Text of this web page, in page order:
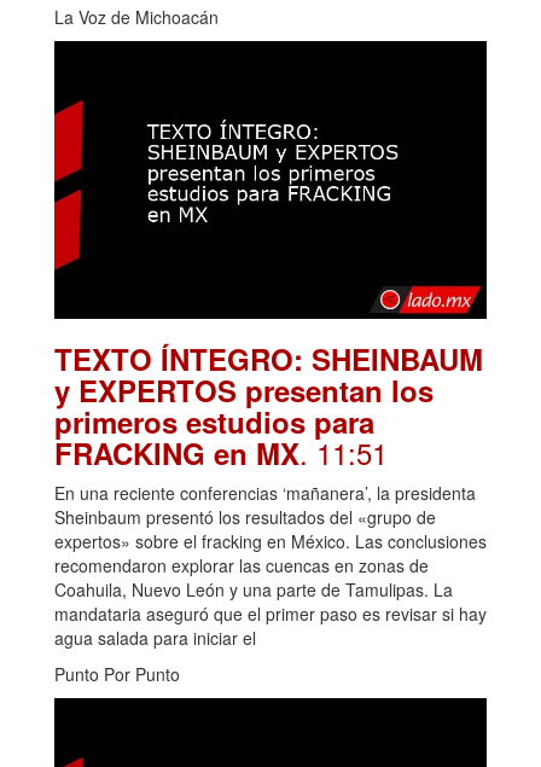
La Voz de Michoacán
TEXTO ÍNTEGRO: SHEINBAUM
y EXPERTOS presentan los
primeros estudios para
FRACKING en MX. 11:51
En una reciente conferencias ‘mañanera’, la presidenta
Sheinbaum presentó los resultados del «grupo de
expertos» sobre el fracking en México. Las conclusiones
recomendaron explorar las cuencas en zonas de
Coahuila, Nuevo León y una parte de Tamulipas. La
mandataria aseguró que el primer paso es revisar si hay
agua salada para iniciar el
Punto Por Punto